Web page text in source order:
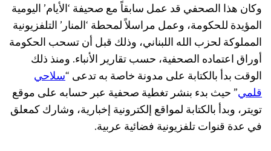
وكان هذا الصحفي قد عمل سابقاً مع صحيفة ‘الأيام’ اليومية
المؤيدة للحكومة، وعمل مراسلاً لمحطة ‘المنار’ التلفزيونية
المملوكة لحزب الله اللبناني، وذلك قبل أن تسحب الحكومة
أوراق اعتماده الصحفية، حسب تقارير الأنباء. ومنذ ذلك
الوقت بدأ بالكتابة على مدونة خاصة به تدعى “سلاحي
قلمي” حيث بدء بنشر تغطية صحفية عبر حسابه على موقع
تويتر، وبدأ بالكتابة لمواقع إلكترونية إخبارية، وشارك كمعلق
في عدة قنوات تلفزيونية فضائية عربية.